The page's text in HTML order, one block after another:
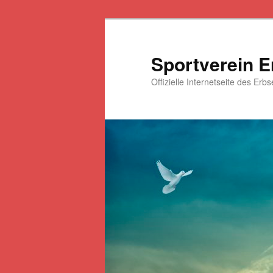
Sportverein
Offizielle Internetseite des